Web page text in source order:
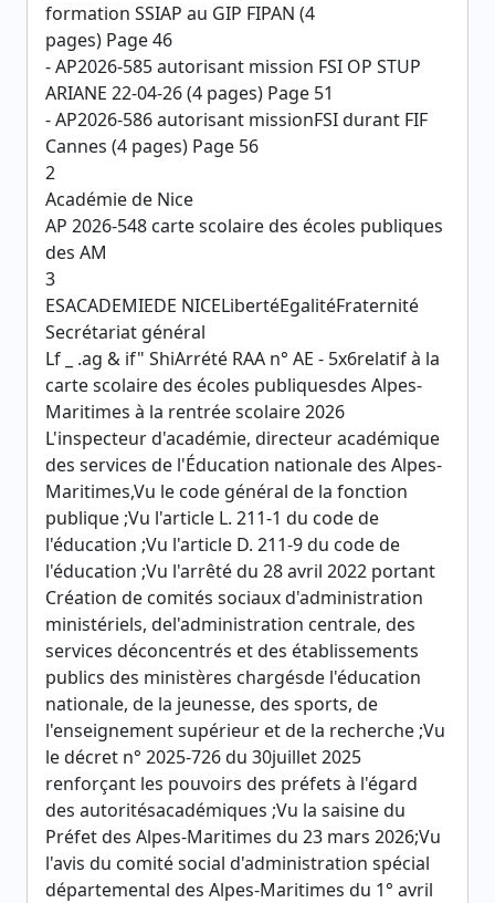
formation SSIAP au GIP FIPAN (4
pages) Page 46
- AP2026-585 autorisant mission FSI OP STUP
ARIANE 22-04-26 (4 pages) Page 51
- AP2026-586 autorisant missionFSI durant FIF
Cannes (4 pages) Page 56
2
Académie de Nice
AP 2026-548 carte scolaire des écoles publiques
des AM
3
ESACADEMIEDE NICELibertéEgalitéFraternité
Secrétariat général
Lf _ .ag & if" ShiArrété RAA n° AE - 5x6relatif à la
carte scolaire des écoles publiquesdes Alpes-
Maritimes à la rentrée scolaire 2026
L'inspecteur d'académie, directeur académique
des services de l'Éducation nationale des Alpes-
Maritimes,Vu le code général de la fonction
publique ;Vu l'article L. 211-1 du code de
l'éducation ;Vu l'article D. 211-9 du code de
l'éducation ;Vu l'arrêté du 28 avril 2022 portant
Création de comités sociaux d'administration
ministériels, del'administration centrale, des
services déconcentrés et des établissements
publics des ministères chargésde l'éducation
nationale, de la jeunesse, des sports, de
l'enseignement supérieur et de la recherche ;Vu
le décret n° 2025-726 du 30juillet 2025
renforçant les pouvoirs des préfets à l'égard
des autoritésacadémiques ;Vu la saisine du
Préfet des Alpes-Maritimes du 23 mars 2026;Vu
l'avis du comité social d'administration spécial
départemental des Alpes-Maritimes du 1° avril